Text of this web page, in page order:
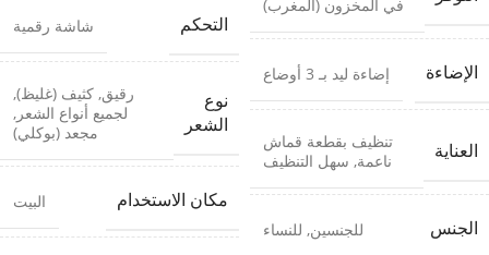
في المخزون (المغرب)
الإضاءة إضاءة ليد بـ 3 أوضاع
العناية
تنظيف بقطعة قماش
ناعمة, سهل التنظيف
الجنس للجنسين, للنساء
التحكم شاشة رقمية
نوع
الشعر
رقيق, كثيف (غليظ),
لجميع أنواع الشعر ,
مجعد (بوكلي)
مكان الاستخدام البيت